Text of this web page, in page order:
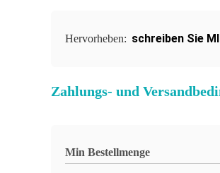
Hervorheben: schreiben Sie
Zahlungs- und
Min Bestellmenge